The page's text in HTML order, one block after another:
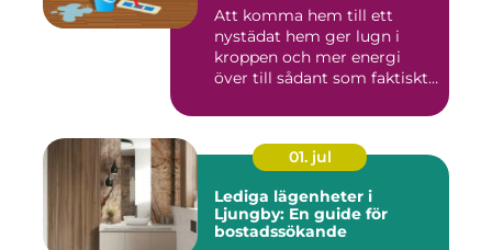
Att komma hem till ett
nystädat hem ger lugn i
kroppen och mer energi
över till sådant som faktiskt
01. jul
Lediga lägenheter i
Ljungby: En guide för
bostadssökande